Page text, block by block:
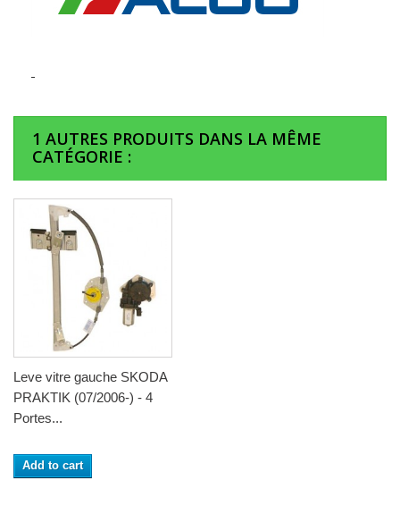
1 AUTRES PRODUITS DANS LA MÊME
CATÉGORIE :
Leve vitre gauche SKODA
PRAKTIK (07/2006-) - 4
Portes...
Add to cart